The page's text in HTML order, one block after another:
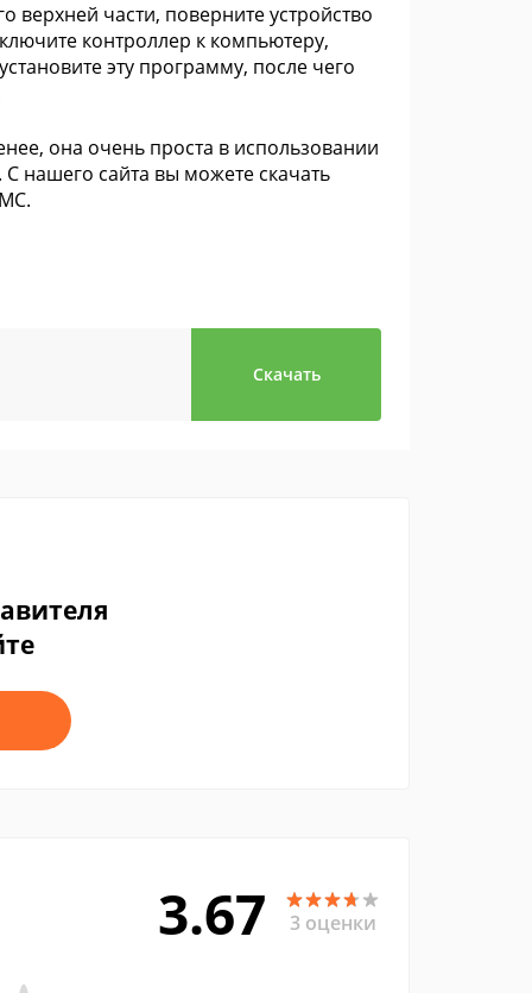
верхней части, поверните устройство
контроллер к компьютеру,
эту программу, после чего
она очень проста в использовании
нашего сайта вы можете скачать
Скачать
3.67 3 оценки